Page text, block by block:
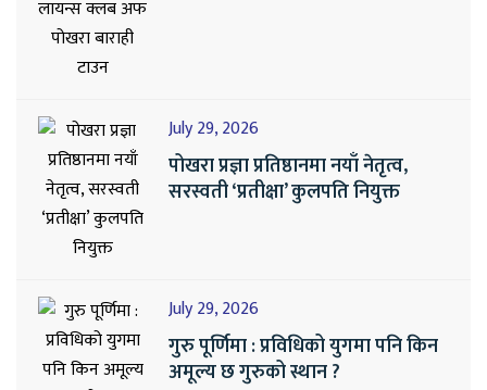
July 29, 2026
पोखरा प्रज्ञा प्रतिष्ठानमा नयाँ नेतृत्व,
सरस्वती ‘प्रतीक्षा’ कुलपति नियुक्त
July 29, 2026
गुरु पूर्णिमा : प्रविधिको युगमा पनि किन
अमूल्य छ गुरुको स्थान ?